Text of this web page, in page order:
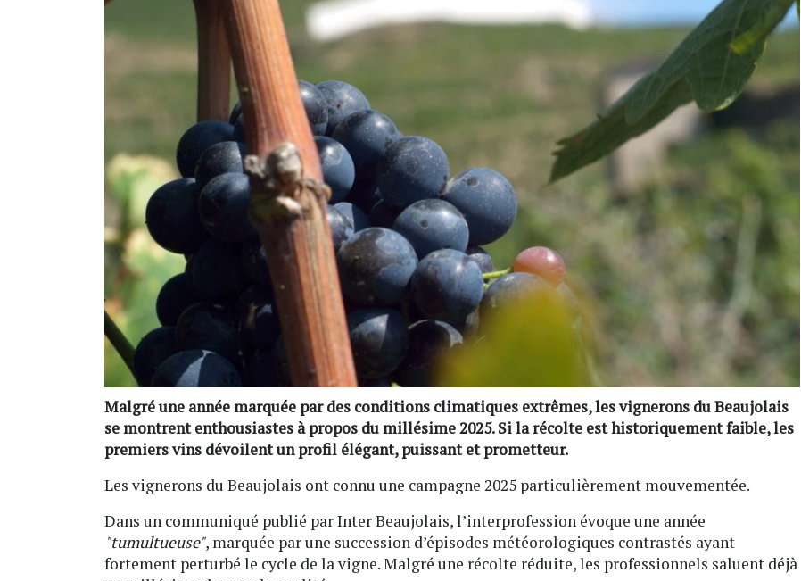
Malgré une année marquée par des conditions climatiques extrêmes, les vignerons du Beaujolais
se montrent enthousiastes à propos du millésime 2025. Si la récolte est historiquement faible, les
premiers vins dévoilent un profil élégant, puissant et prometteur.
Les vignerons du Beaujolais ont connu une campagne 2025 particulièrement mouvementée.
Dans un communiqué publié par Inter Beaujolais, l’interprofession évoque une année
"tumultueuse", marquée par une succession d’épisodes météorologiques contrastés ayant
fortement perturbé le cycle de la vigne. Malgré une récolte réduite, les professionnels saluent déjà